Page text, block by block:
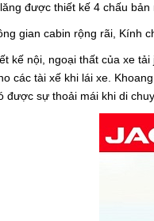
được thiết kế 4 chấu
gian cabin rộng rãi, Kính
kế nội, ngoại thất của xe
các tài xế khi lái xe.
được sự thoải mái khi di